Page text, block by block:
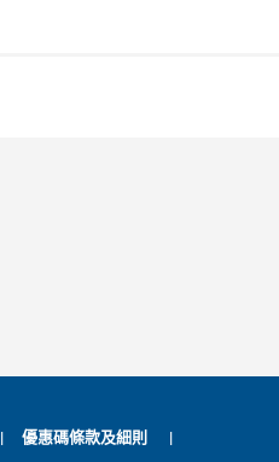
| 優惠碼條款及細則 |